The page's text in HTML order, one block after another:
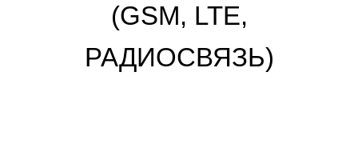
(GSM, LTE,
РАДИОСВЯЗЬ)